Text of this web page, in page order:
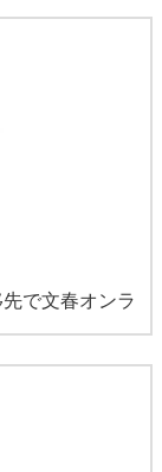
先で文春オンラ